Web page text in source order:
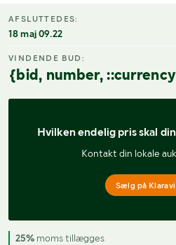
AFSLUTTEDES:
18 maj 09.22
VINDENDE BUD:
{bid, number,
Hvilken endelig pris skal
Kontakt din lokale
Sælg på
25% moms tillægges